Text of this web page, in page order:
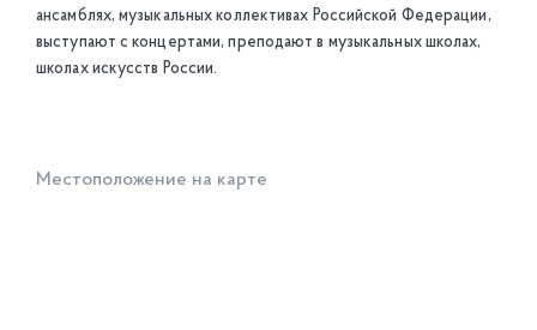
ансамблях, музыкальных коллективах Российской Федерации,
выступают с концертами, преподают в музыкальных школах,
школах искусств России.
Местоположение на карте